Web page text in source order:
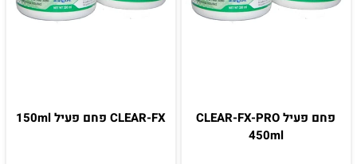
פחם פעיל CLEAR-FX-PRO
450ml
CLEAR-FX פחם פעיל 150ml